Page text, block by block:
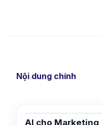
Nội dung chính
AI cho Marketing